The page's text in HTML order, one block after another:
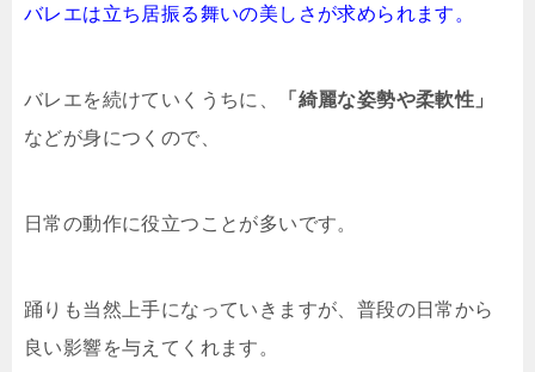
バレエは立ち居振る舞いの美しさが求められます。
バレエを続けていくうちに、
「綺麗な姿勢や柔軟性」
などが身につくので、
日常の動作に役立つことが多いです。
踊りも当然上手になっていきますが、普段の日常から
良い影響を与えてくれます。